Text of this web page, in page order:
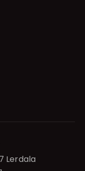
Lerdala